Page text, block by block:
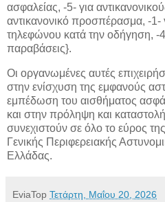
ασφαλείας, -5- για
αντικανονικό προσπέρασμα, -1-
τηλεφώνου κατά την οδήγηση, -
παραβάσεις}.
Οι οργανωμένες αυτές
στην ενίσχυση της εμφανούς
εμπέδωση του αισθήματος
και στην πρόληψη και
συνεχιστούν σε όλο το εύρος
Γενικής Περιφερειακής
Ελλάδας.
EviaTop Τετάρτη, Μαΐου 20, 2026